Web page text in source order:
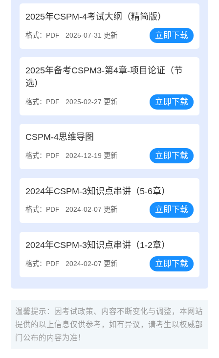
2025年CSPM-4考试大纲（精简版）
格式：PDF 2025-07-31 更新 立即下载
2025年备考CSPM3-第4章-项目论证（节
选）
格式：PDF 2025-02-27 更新 立即下载
CSPM-4思维导图
格式：PDF 2024-12-19 更新 立即下载
2024年CSPM-3知识点串讲（5-6章）
格式：PDF 2024-02-07 更新 立即下载
2024年CSPM-3知识点串讲（1-2章）
格式：PDF 2024-02-07 更新 立即下载
温馨提示：因考试政策、内容不断变化与调整，本网站
提供的以上信息仅供参考，如有异议，请考生以权威部
门公布的内容为准！